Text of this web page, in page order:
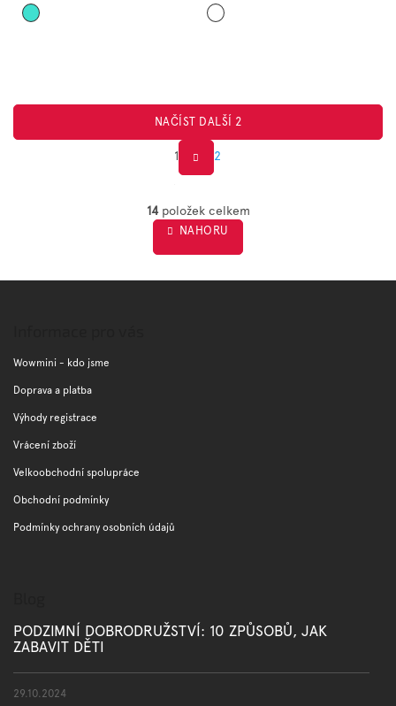
Tyrkysová Bílá
v
l
á
d
NAČÍST DALŠÍ 2
t
r
á
n
1 2
14položek celkem
NAHORU
Wowmini - kdo jsme
Doprava a platba
Výhody registrace
Vrácení zboží
Velkoobchodní spolupráce
Obchodní podmínky
Podmínky ochrany osobních údajů
PODZIMNÍ DOBRODRUŽSTVÍ: 10 ZPŮSOBŮ, JAK
ZABAVIT DĚTI
29.10.2024